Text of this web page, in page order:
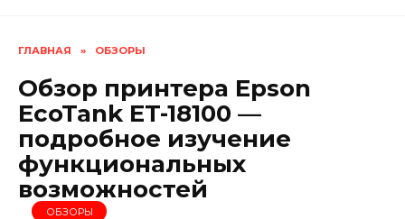
ГЛАВНАЯ » ОБЗОРЫ
Обзор принтера Epson
EcoTank ET-18100 —
подробное изучение
функциональных
возможностей
ОБЗОРЫ